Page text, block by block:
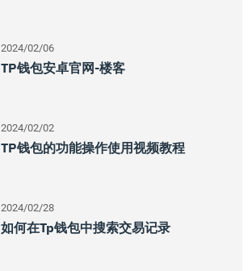
2024/02/06
TP钱包安卓官网-楼客
2024/02/02
TP钱包的功能操作使用视频教程
2024/02/28
如何在tp钱包中搜索交易记录